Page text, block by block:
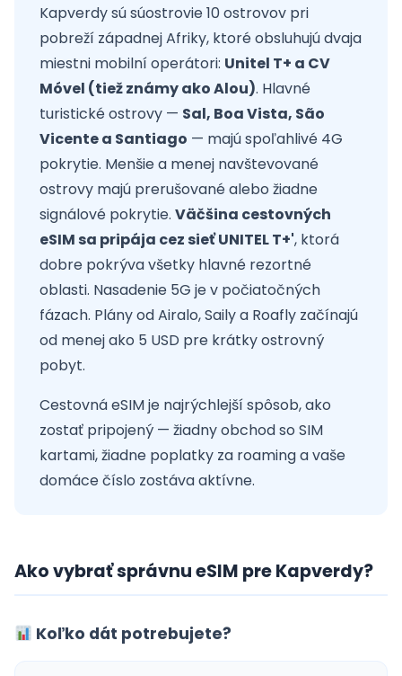
Kapverdy sú súostrovie 10 ostrovov pri
pobreží západnej Afriky, ktoré obsluhujú dvaja
miestni mobilní operátori: Unitel T+ a CV
Móvel (tiež známy ako Alou). Hlavné
turistické ostrovy — Sal, Boa Vista, São
Vicente a Santiago — majú spoľahlivé 4G
pokrytie. Menšie a menej navštevované
ostrovy majú prerušované alebo žiadne
signálové pokrytie. Väčšina cestovných
eSIM sa pripája cez sieť UNITEL T+', ktorá
dobre pokrýva všetky hlavné rezortné
oblasti. Nasadenie 5G je v počiatočných
fázach. Plány od Airalo, Saily a Roafly začínajú
od menej ako 5 USD pre krátky ostrovný
pobyt.
Cestovná eSIM je najrýchlejší spôsob, ako
zostať pripojený — žiadny obchod so SIM
kartami, žiadne poplatky za roaming a vaše
domáce číslo zostáva aktívne.
Ako vybrať správnu eSIM pre Kapverdy?
Koľko dát potrebujete?